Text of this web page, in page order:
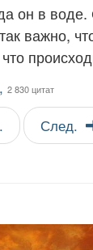
он в
важно,
2 830 цитат
След.